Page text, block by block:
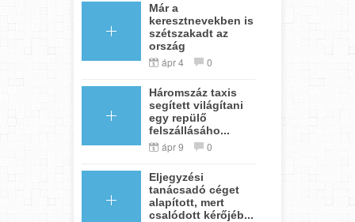
Már a
keresztnevekben is
szétszakadt az
ország
ápr 4 0
Háromszáz taxis
segített világítani
egy repülő
felszállásáho...
ápr 9 0
Eljegyzési
tanácsadó céget
alapított, mert
csalódott kérőjéb...